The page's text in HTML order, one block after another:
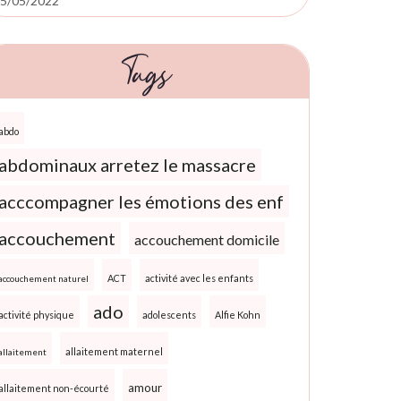
Tags
arretez le massacre
les émotions des enf
accouchement domicile
naturel ACT activité avec les enfants
physique ado adolescents Alfie Kohn
allaitement maternel
non-écourté amour